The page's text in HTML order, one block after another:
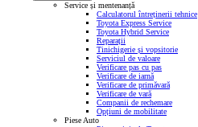
Service și mentenanță
Calculatorul întreținerii tehnice
Toyota Express Service
Toyota Hybrid Service
Reparații
Tinichigerie și vopsitorie
Serviciul de valoare
Verificare pas cu pas
Verificare de iarnă
Verificare de primăvară
Verificare de vară
Companii de rechemare
Opțiuni de mobilitate
Piese Auto